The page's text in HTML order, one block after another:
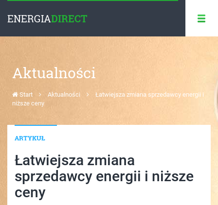
ENERGIADIRECT
Aktualności
Start Aktualności
Łatwiejsza zmiana sprzedawcy energii i
niższe ceny
ARTYKUŁ
Łatwiejsza zmiana
sprzedawcy energii i niższe
ceny